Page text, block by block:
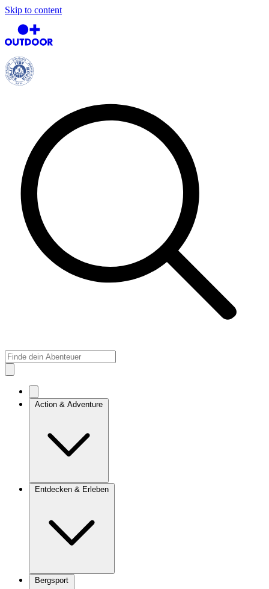
Skip to content
Action & Adventure
Entdecken & Erleben
Bergsport